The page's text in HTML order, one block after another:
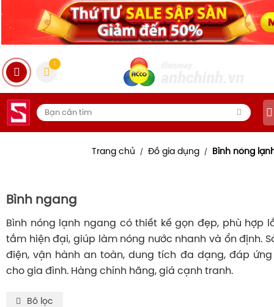
Trang chủ / Đồ gia dụng / Bình nóng
Bình ngang
Bình nóng lạnh ngang có thiết kế gọn đẹp, phù hợp
tắm hiện đại, giúp làm nóng nước nhanh và ổn định.
điện, vận hành an toàn, dung tích đa dạng, đáp
cho gia đình. Hàng chính hãng, giá cạnh tranh.
Bô lọc